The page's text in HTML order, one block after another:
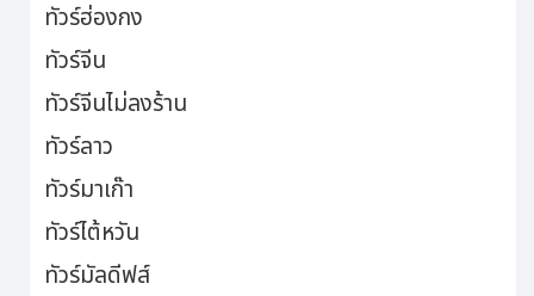
ทัวร์ฮ่องกง
ทัวร์จีน
ทัวร์จีนไม่ลงร้าน
ทัวร์ลาว
ทัวร์มาเก๊า
ทัวร์ไต้หวัน
ทัวร์มัลดีฟส์